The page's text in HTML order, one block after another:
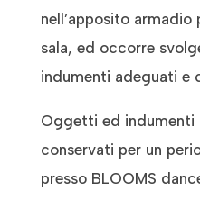
nell’apposito armadio
sala, ed occorre
indumenti adeguati e
Oggetti ed indumenti
conservati per un
presso BLOOMS